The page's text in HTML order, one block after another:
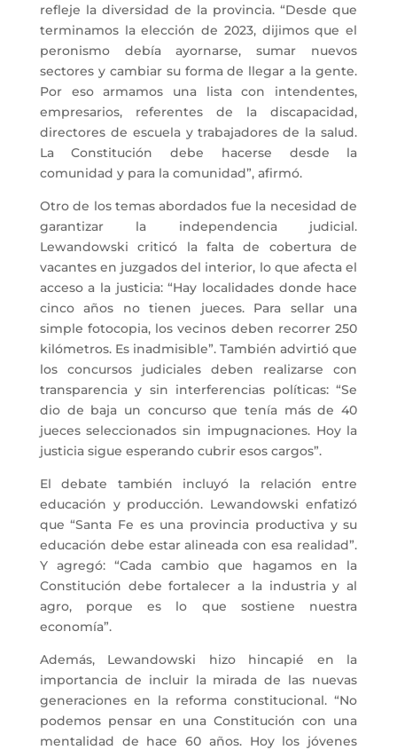
refleje la diversidad de la provincia. “Desde que
terminamos la elección de 2023, dijimos que el
peronismo debía ayornarse, sumar nuevos
sectores y cambiar su forma de llegar a la gente.
Por eso armamos una lista con intendentes,
empresarios, referentes de la discapacidad,
directores de escuela y trabajadores de la salud.
La Constitución debe hacerse desde la
comunidad y para la comunidad”, afirmó.
Otro de los temas abordados fue la necesidad de
garantizar la independencia judicial.
Lewandowski criticó la falta de cobertura de
vacantes en juzgados del interior, lo que afecta el
acceso a la justicia: “Hay localidades donde hace
cinco años no tienen jueces. Para sellar una
simple fotocopia, los vecinos deben recorrer 250
kilómetros. Es inadmisible”. También advirtió que
los concursos judiciales deben realizarse con
transparencia y sin interferencias políticas: “Se
dio de baja un concurso que tenía más de 40
jueces seleccionados sin impugnaciones. Hoy la
justicia sigue esperando cubrir esos cargos”.
El debate también incluyó la relación entre
educación y producción. Lewandowski enfatizó
que “Santa Fe es una provincia productiva y su
educación debe estar alineada con esa realidad”.
Y agregó: “Cada cambio que hagamos en la
Constitución debe fortalecer a la industria y al
agro, porque es lo que sostiene nuestra
economía”.
Además, Lewandowski hizo hincapié en la
importancia de incluir la mirada de las nuevas
generaciones en la reforma constitucional. “No
podemos pensar en una Constitución con una
mentalidad de hace 60 años. Hoy los jóvenes